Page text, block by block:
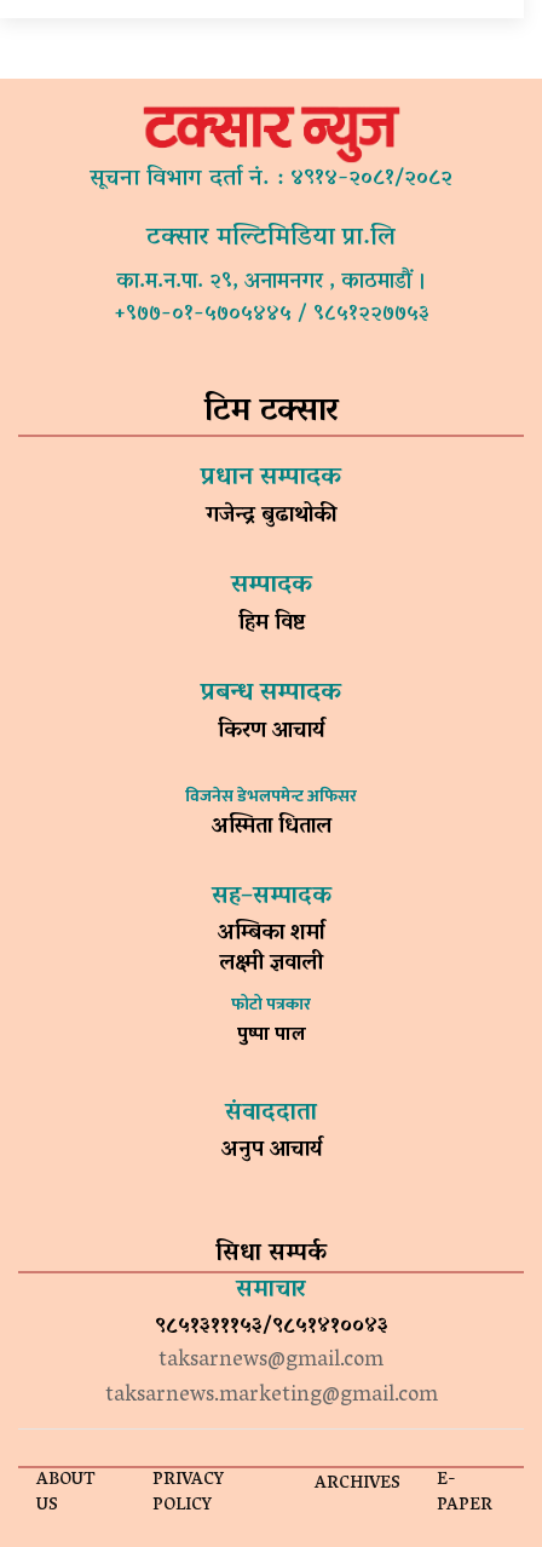
सूचना विभाग दर्ता नं. : ४९१४-२०८१/२०८२
टक्सार मल्टिमिडिया प्रा.लि
का.म.न.पा. २९, अनामनगर , काठमाडौं ।
+९७७-०१-५७०५४४५ / ९८५१२२७७५३
टिम टक्सार
प्रधान सम्पादक
गजेन्द्र बुढाथोकी
सम्पादक
हिम विष्ट
प्रबन्ध सम्पादक
किरण आचार्य
विजनेस डेभलपमेन्ट अफिसर
अस्मिता धिताल
सह–सम्पादक
अम्बिका शर्मा
लक्ष्मी ज्ञवाली
फोटो पत्रकार
पुष्पा पाल
संवाददाता
अनुप आचार्य
सिधा सम्पर्क
समाचार
९८५१३१११५३/९८५१४१००४३
taksarnews@gmail.com
taksarnews.marketing@gmail.com
ABOUT
US
PRIVACY
POLICY
ARCHIVES E-
PAPER